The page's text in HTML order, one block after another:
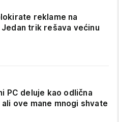
reklame na
trik rešava većinu
PC deluje kao odlična
ove mane mnogi shvate